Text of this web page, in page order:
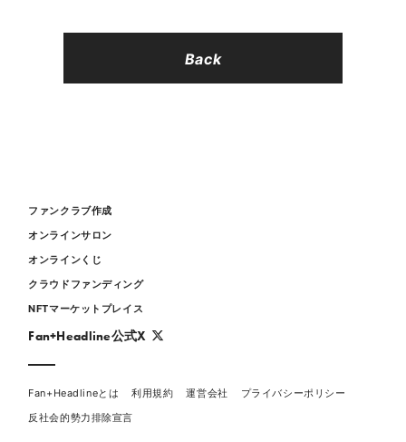
Back
ファンクラブ作成
オンラインサロン
オンラインくじ
クラウドファンディング
NFTマーケットプレイス
Fan+Headline公式X
Fan+Headlineとは 利用規約 運営会社
プライバシーポリシー
反社会的勢力排除宣言